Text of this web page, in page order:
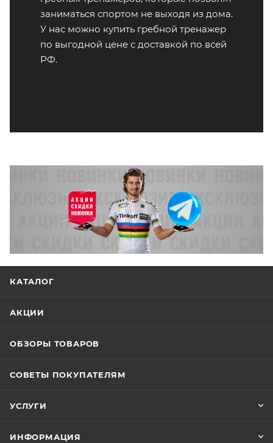
заниматься спортом не выходя из дома.
У нас можно купить гребной тренажер
по выгодной цене с доставкой по всей
РФ.
КАТАЛОГ
АКЦИИ
ОБЗОРЫ ТОВАРОВ
СОВЕТЫ ПОКУПАТЕЛЯМ
УСЛУГИ
ИНФОРМАЦИЯ